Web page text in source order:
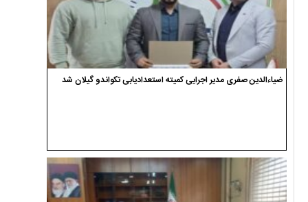
ضیاءالدین صفری مدیر اجرایی کمیته استعدادیابی تکواندو گیلان شد